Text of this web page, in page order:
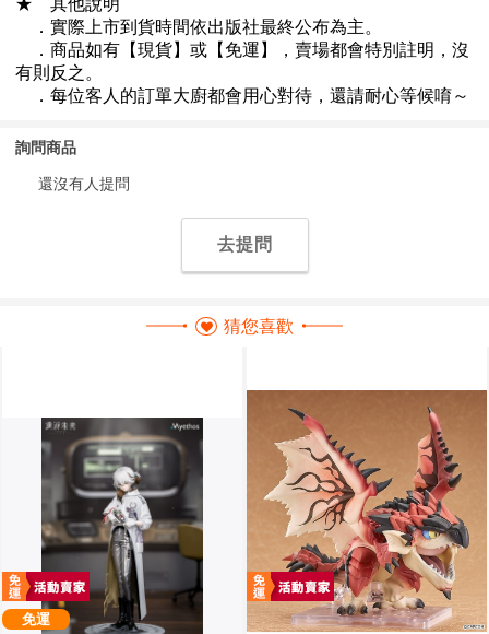
詢問商品
還沒有人提問
去提問
猜您喜歡
免運